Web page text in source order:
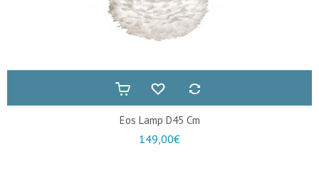
Eos Lamp D45 Cm
149,00€